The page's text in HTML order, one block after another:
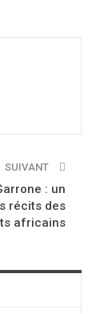
SUIVANT
: un
récits des
africains